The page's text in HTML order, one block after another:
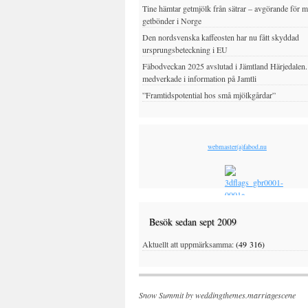
Tine hämtar getmjölk från sätrar – avgörande för
getbönder i Norge
Den nordsvenska kaffeosten har nu fått skyddad
ursprungsbeteckning i EU
Fäbodveckan 2025 avslutad i Jämtland
medverkade i information på Jamtli
”Framtidspotential hos små mjölkgårdar”
webmaster(a)fabod.nu
Besök sedan sept 2009
Aktuellt att uppmärksamma:(49 316)
Snow Summit byweddingthemes.marriagescene